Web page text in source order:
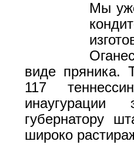
Мы
виде пряника.
117
губернатору
широко